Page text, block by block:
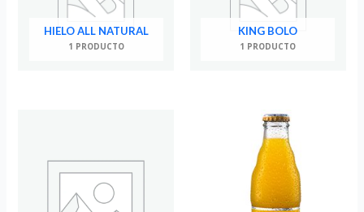
HIELO ALL NATURAL
1 PRODUCTO
KING BOLO
1 PRODUCTO